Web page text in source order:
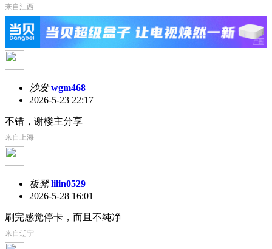
来自江西
沙发 wgm468
2026-5-23 22:17
不错，谢楼主分享
来自上海
板凳 lilin0529
2026-5-28 16:01
刷完感觉停卡，而且不纯净
来自辽宁